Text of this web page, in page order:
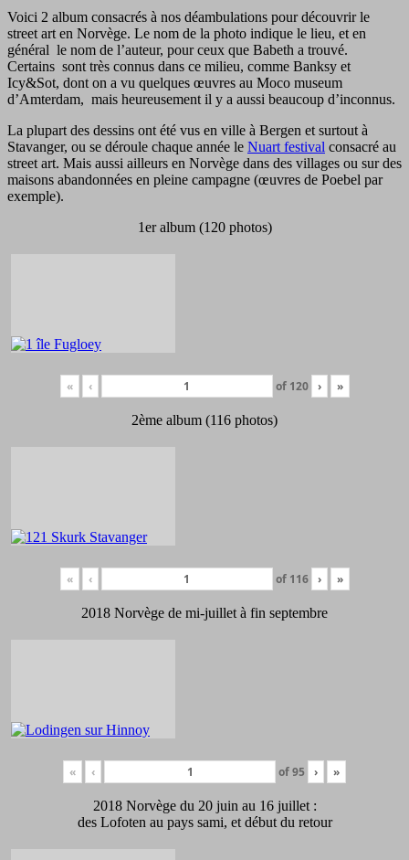
Voici 2 album consacrés à nos déambulations pour découvrir le
street art en Norvège. Le nom de la photo indique le lieu, et en
général le nom de l’auteur, pour ceux que Babeth a trouvé.
Certains sont très connus dans ce milieu, comme Banksy et
Icy&Sot, dont on a vu quelques œuvres au Moco museum
d’Amterdam, mais heureusement il y a aussi beaucoup d’inconnus.
La plupart des dessins ont été vus en ville à Bergen et surtout à
Stavanger, ou se déroule chaque année le Nuart festival consacré au
street art. Mais aussi ailleurs en Norvège dans des villages ou sur des
maisons abandonnées en pleine campagne (œuvres de Poebel par
exemple).
1er album (120 photos)
« ‹ of 120 › »
2ème album (116 photos)
« ‹ of 116 › »
2018 Norvège de mi-juillet à fin septembre
« ‹ of95 › »
2018 Norvège du 20 juin au 16 juillet :
des Lofoten au pays sami, et début du retour